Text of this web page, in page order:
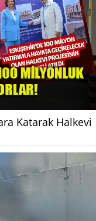
Katarak Halkevi